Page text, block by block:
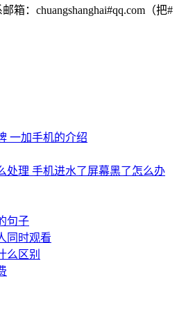
箱：chuangshanghai#qq.com（把#
一加手机的介绍
处理 手机进水了屏幕黑了怎么办
句子
同时观看
么区别